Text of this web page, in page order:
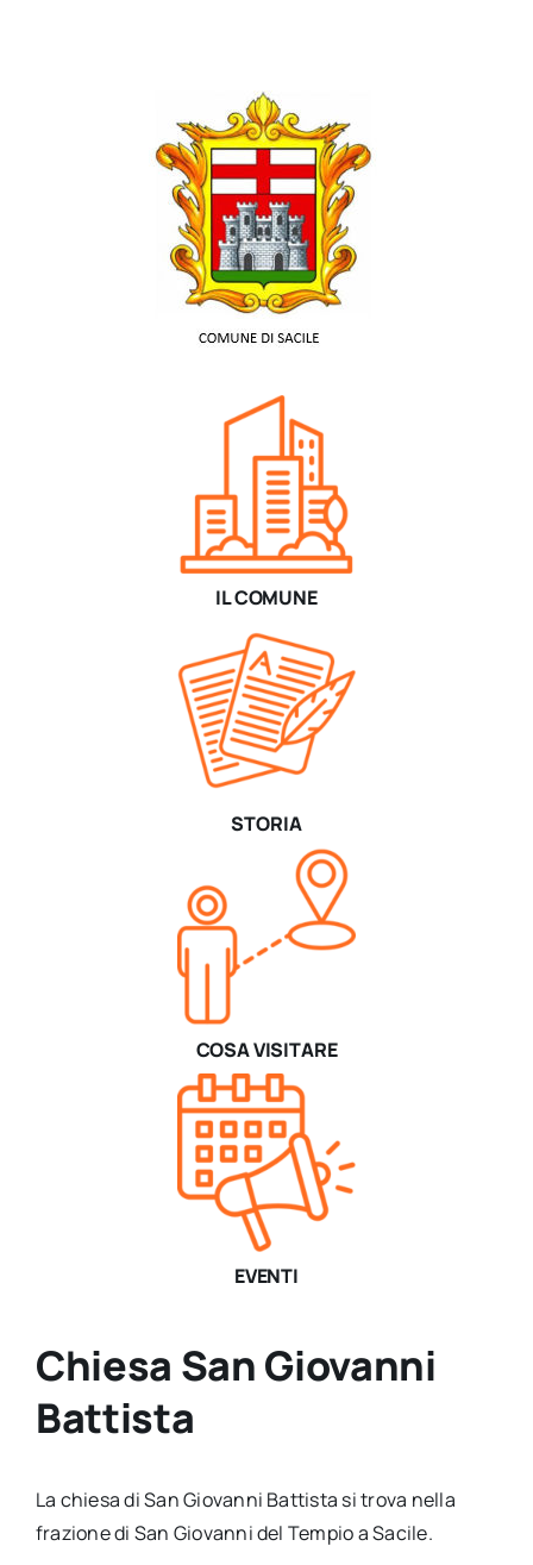
IL COMUNE
STORIA
COSA VISITARE
EVENTI
Chiesa San Giovanni
Battista
La chiesa di San Giovanni Battista si trova nella
frazione di San Giovanni del Tempio a Sacile.